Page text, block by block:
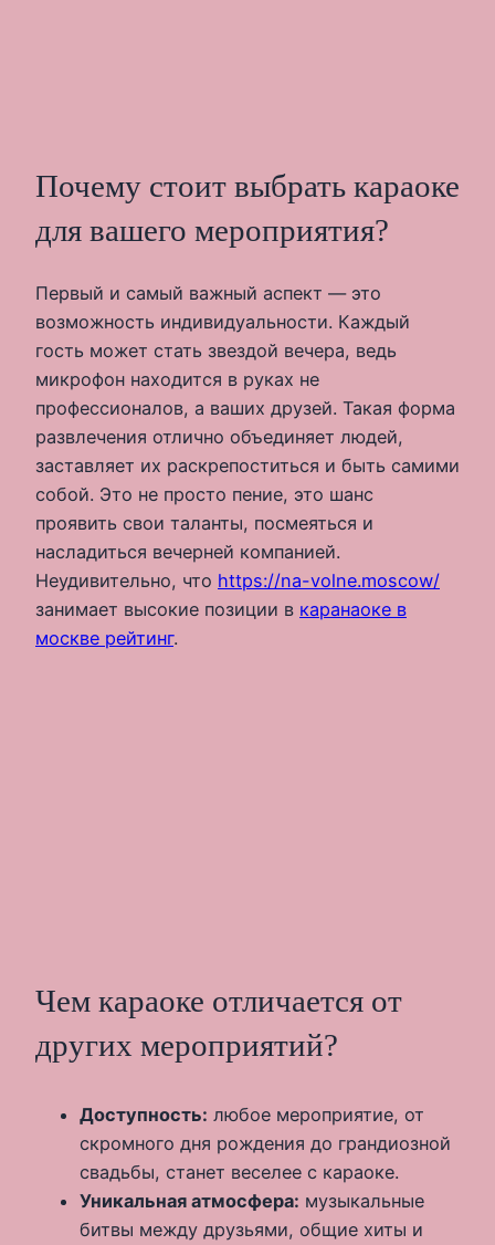
Почему стоит выбрать караоке
для вашего мероприятия?
Первый и самый важный аспект — это
возможность индивидуальности. Каждый
гость может стать звездой вечера, ведь
микрофон находится в руках не
профессионалов, а ваших друзей. Такая форма
развлечения отлично объединяет людей,
заставляет их раскрепоститься и быть самими
собой. Это не просто пение, это шанс
проявить свои таланты, посмеяться и
насладиться вечерней компанией.
Неудивительно, что https://na-volne.moscow/
занимает высокие позиции в каранаоке в
москве рейтинг.
Чем караоке отличается от
других мероприятий?
Доступность: любое мероприятие, от
скромного дня рождения до грандиозной
свадьбы, станет веселее с караоке.
Уникальная атмосфера: музыкальные
битвы между друзьями, общие хиты и